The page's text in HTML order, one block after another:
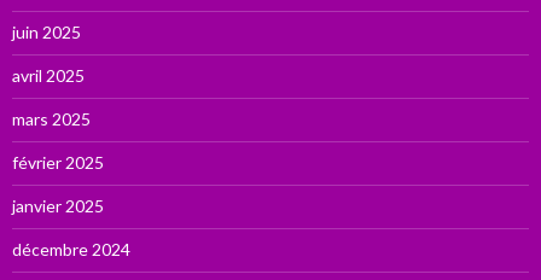
juin 2025
avril 2025
mars 2025
février 2025
janvier 2025
décembre 2024